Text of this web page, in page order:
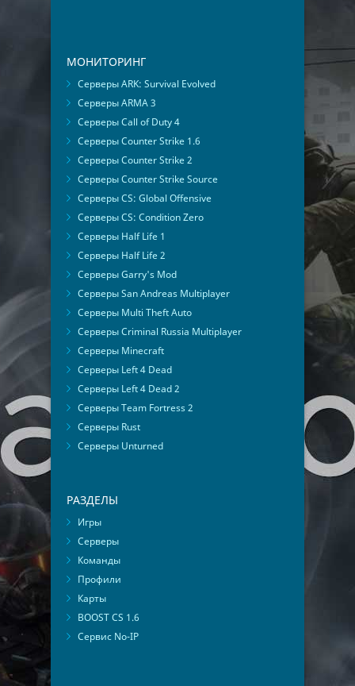
МОНИТОРИНГ
Серверы ARK: Survival Evolved
Серверы ARMA 3
Серверы Call of Duty 4
Серверы Counter Strike 1.6
Серверы Counter Strike 2
Серверы Counter Strike Source
Серверы CS: Global Offensive
Серверы CS: Condition Zero
Серверы Half Life 1
Серверы Half Life 2
Серверы Garry's Mod
Серверы San Andreas Multiplayer
Серверы Multi Theft Auto
Серверы Criminal Russia Multiplayer
Серверы Minecraft
Серверы Left 4 Dead
Серверы Left 4 Dead 2
Серверы Team Fortress 2
Серверы Rust
Серверы Unturned
РАЗДЕЛЫ
Игры
Серверы
Команды
Профили
Карты
BOOST CS 1.6
Сервис No-IP